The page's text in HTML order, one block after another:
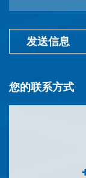
您的联系方式
发送信息